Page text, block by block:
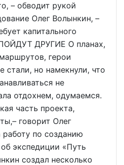
– обводит рукой
Олег Волынкин, –
капитального
ДРУГИЕ О планах,
герои
стали, но намекнули, что
не
отдохнем, одумаемся.
часть проекта,
говорит Олег
по созданию
экспедиции «Путь
создал несколько